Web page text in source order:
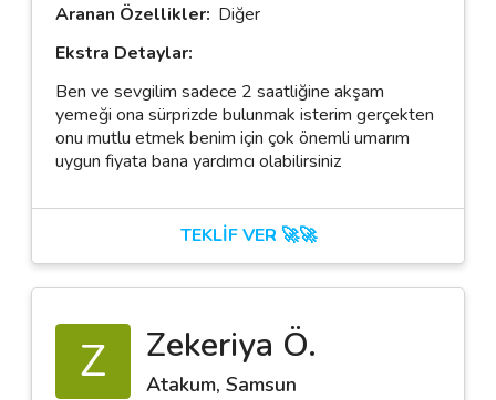
Aranan Özellikler: Diğer
Ekstra Detaylar:
Ben ve sevgilim sadece 2 saatliğine akşam
yemeği ona sürprizde bulunmak isterim gerçekten
onu mutlu etmek benim için çok önemli umarım
uygun fiyata bana yardımcı olabilirsiniz
TEKLİF VER 🚀🚀
Z Zekeriya Ö.
Atakum, Samsun